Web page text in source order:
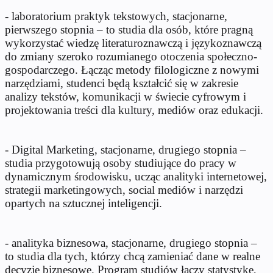
- laboratorium praktyk tekstowych, stacjonarne,
pierwszego stopnia – to studia dla osób, które pragną
wykorzystać wiedzę literaturoznawczą i językoznawczą
do zmiany szeroko rozumianego otoczenia społeczno-
gospodarczego. Łącząc metody filologiczne z nowymi
narzędziami, studenci będą kształcić się w zakresie
analizy tekstów, komunikacji w świecie cyfrowym i
projektowania treści dla kultury, mediów oraz edukacji.
- Digital Marketing, stacjonarne, drugiego stopnia –
studia przygotowują osoby studiujące do pracy w
dynamicznym środowisku, ucząc analityki internetowej,
strategii marketingowych, social mediów i narzędzi
opartych na sztucznej inteligencji.
- analityka biznesowa, stacjonarne, drugiego stopnia –
to studia dla tych, którzy chcą zamieniać dane w realne
decyzje biznesowe. Program studiów łączy statystykę,